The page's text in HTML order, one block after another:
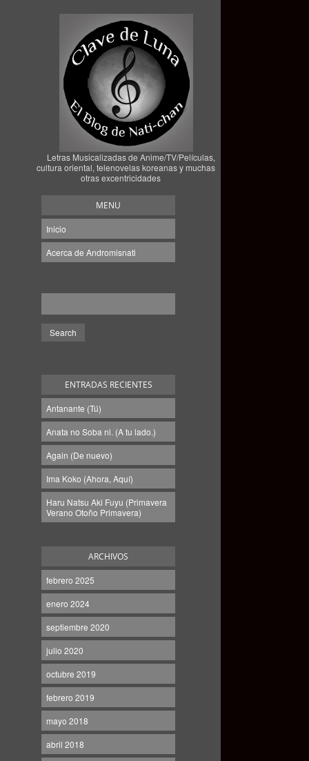
Letras Musicalizadas de Anime/TV/Películas,
cultura oriental, telenovelas koreanas y muchas
otras excentricidades
MENU
Inicio
Acerca de Andromisnati
ENTRADAS RECIENTES
Antanante (Tú)
Anata no Soba ni. (A tu lado.)
Again (De nuevo)
Ima Koko (Ahora, Aquí)
Haru Natsu Aki Fuyu (Primavera
Verano Otoño Primavera)
ARCHIVOS
febrero 2025
enero 2024
septiembre 2020
julio 2020
octubre 2019
febrero 2019
mayo 2018
abril 2018